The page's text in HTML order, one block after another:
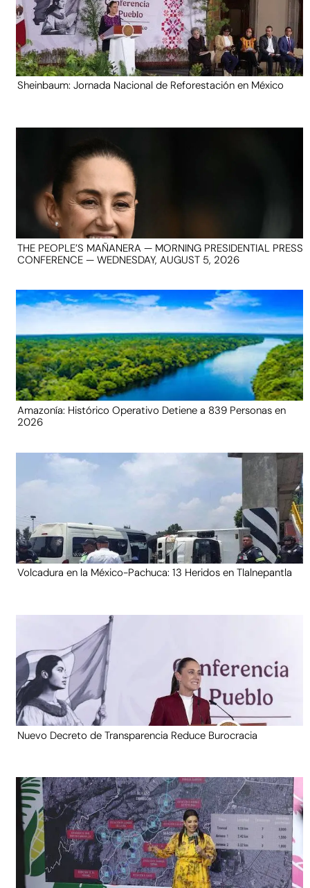
Sheinbaum: Jornada Nacional de Reforestación en México
THE PEOPLE’S MAÑANERA — MORNING PRESIDENTIAL PRESS
CONFERENCE — WEDNESDAY, AUGUST 5, 2026
Amazonía: Histórico Operativo Detiene a 839 Personas en
2026
Volcadura en la México-Pachuca: 13 Heridos en Tlalnepantla
Nuevo Decreto de Transparencia Reduce Burocracia